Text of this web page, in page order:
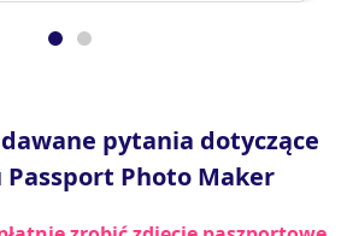
pytania dotyczące
Photo Maker